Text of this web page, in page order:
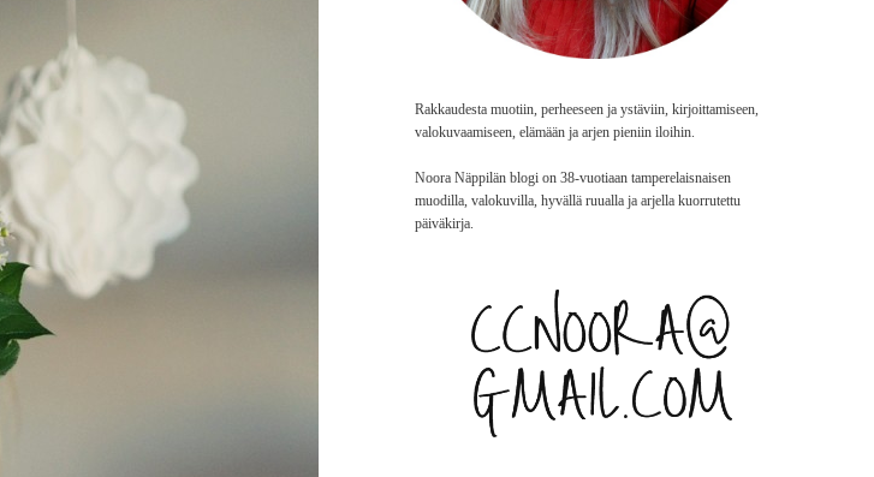
Rakkaudesta muotiin, perheeseen ja ystäviin, kirjoittamiseen,
valokuvaamiseen, elämään ja arjen pieniin iloihin.
Noora Näppilän blogi on 38-vuotiaan tamperelaisnaisen
muodilla, valokuvilla, hyvällä ruualla ja arjella kuorrutettu
päiväkirja.